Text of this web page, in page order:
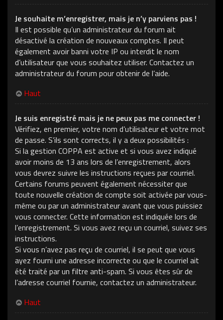
Je souhaite m’enregistrer, mais je n’y parviens pas !
Il est possible qu’un administrateur du forum ait
désactivé la création de nouveaux comptes. Il peut
également avoir banni votre IP ou interdit le nom
d’utilisateur que vous souhaitez utiliser. Contactez un
administrateur du forum pour obtenir de l’aide.
Haut
Je suis enregistré mais je ne peux pas me connecter !
Vérifiez, en premier, votre nom d’utilisateur et votre mot
de passe. S’ils sont corrects, il y a deux possibilités :
Si la gestion COPPA est active et si vous avez indiqué
avoir moins de 13 ans lors de l’enregistrement, alors
vous devrez suivre les instructions reçues par courriel.
Certains forums peuvent également nécessiter que
toute nouvelle création de compte soit activée par vous-
même ou par un administrateur avant que vous puissiez
vous connecter. Cette information est indiquée lors de
l’enregistrement. Si vous avez reçu un courriel, suivez ses
instructions.
Si vous n’avez pas reçu de courriel, il se peut que vous
ayez fourni une adresse incorrecte ou que le courriel ait
été traité par un filtre anti-spam. Si vous êtes sûr de
l’adresse courriel fournie, contactez un administrateur.
Haut